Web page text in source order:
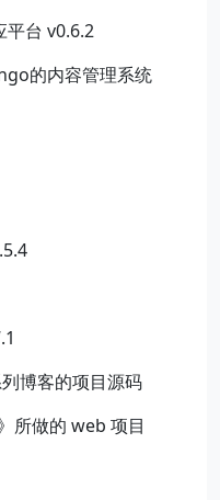
平台 v0.6.2
的内容管理系统
博客的项目源码
所做的 web 项目